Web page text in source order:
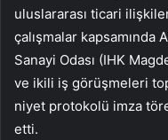
uluslararası ticari
çalışmalar kapsamında
Sanayi Odası (IHK
ve ikili iş görüşmeleri
niyet protokolü imza
etti.